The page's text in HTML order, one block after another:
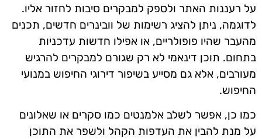
על רעננות האתר ולספק למבקרים סיבות לחזור אליו.
לדוגמה, ניתן להציג רשימות של וובינרים חדשים, תכנים
מהעבר שהיו פופולריים, או אפילו חדשות עדכניות
בתחום. תוכן דינאמי לא רק שגורם למבקרים להרגיש
מעורבים, אלא גם מסייע בשיפור דירוגי החיפוש במנועי
החיפוש.
כמו כן, אפשר לשלב אלמנטים כמו סקרים או שאלונים
על מנת להבין את העדפות הקהל ולשפר את התוכן